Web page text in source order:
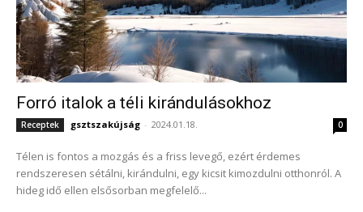
Forró italok a téli kirándulásokhoz
Receptek gsztszakújság - 2024.01.18. 0
Télen is fontos a mozgás és a friss levegő, ezért érdemes
rendszeresen sétálni, kirándulni, egy kicsit kimozdulni otthonról. A
hideg idő ellen elsősorban megfelelő...